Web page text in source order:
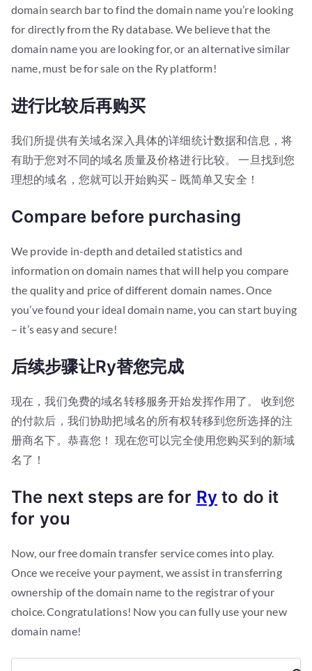
domain search bar to find the domain name you’re looking
for directly from the Ry database. We believe that the
domain name you are looking for, or an alternative similar
name, must be for sale on the Ry platform!
进行比较后再购买
我们所提供有关域名深入具体的详细统计数据和信息，将
有助于您对不同的域名质量及价格进行比较。 一旦找到您
理想的域名，您就可以开始购买 – 既简单又安全！
Compare before purchasing
We provide in-depth and detailed statistics and
information on domain names that will help you compare
the quality and price of different domain names. Once
you’ve found your ideal domain name, you can start buying
– it’s easy and secure!
后续步骤让Ry替您完成
现在，我们免费的域名转移服务开始发挥作用了。 收到您
的付款后，我们协助把域名的所有权转移到您所选择的注
册商名下。恭喜您！ 现在您可以完全使用您购买到的新域
名了！
The next steps are for Ry to do it
for you
Now, our free domain transfer service comes into play.
Once we receive your payment, we assist in transferring
ownership of the domain name to the registrar of your
choice. Congratulations! Now you can fully use your new
domain name!